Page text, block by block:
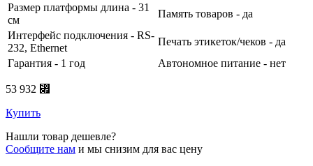
Размер платформы длина - 31
см
Память товаров - да
Интерфейс подключения - RS-
232, Ethernet
Печать этикеток/чеков - да
Гарантия - 1 год
Автономное питание - нет
53 932 ⃏
Купить
Нашли товар дешевле?
Сообщите нам и мы снизим для вас цену